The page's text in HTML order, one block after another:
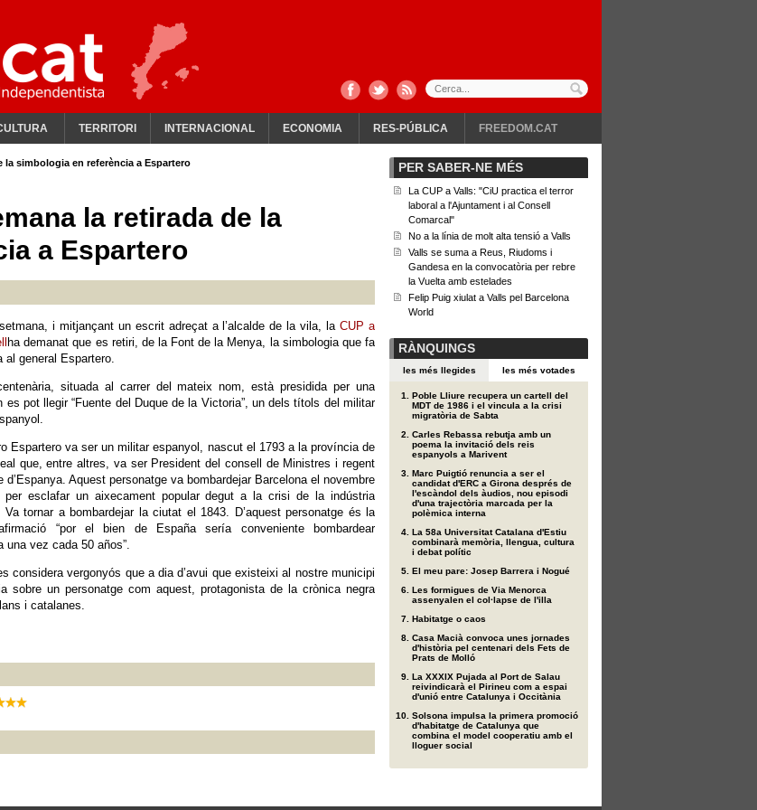
TERRITORI INTERNACIONAL ECONOMIA RES-PÚBLICA FREEDOM.CAT
la simbologia en referència a Espartero
la retirada de la
a Espartero
i mitjançant un escrit adreçat a l’alcalde de la vila, laCUP a
ha demanat que es retiri, de la Font de la Menya, la simbologia que fa
al general Espartero.
situada al carrer del mateix nom, està presidida per una
es pot llegir “Fuente del Duque de la Victoria”, un dels títols del militar
Espartero va ser un militar espanyol, nascut el 1793 a la província de
que, entre altres, va ser President del consell de Ministres i regent
d’Espanya. Aquest personatge va bombardejar Barcelona el novembre
per esclafar un aixecament popular degut a la crisi de la indústria
Va tornar a bombardejar la ciutat el 1843. D’aquest personatge és la
“por el bien de España sería conveniente bombardear
una vez cada 50 años”.
considera vergonyós que a dia d’avui que existeixi al nostre municipi
sobre un personatge com aquest, protagonista de la crònica negra
i catalanes.
PER SABER-NE MÉS
La CUP a Valls: "CiU practica el terror
laboral a l'Ajuntament i al Consell
Comarcal"
No a la línia de molt alta tensió a Valls
Valls se suma a Reus, Riudoms i
Gandesa en la convocatòria per rebre
la Vuelta amb estelades
Felip Puig xiulat a Valls pel Barcelona
World
RÀNQUINGS
les més llegides les més votades
Poble Lliure recupera un cartell del
MDT de 1986 i el vincula a la crisi
migratòria de Sabta
Carles Rebassa rebutja amb un
poema la invitació dels reis
espanyols a Marivent
Marc Puigtió renuncia a ser el
candidat d'ERC a Girona després de
l'escàndol dels àudios, nou episodi
d'una trajectòria marcada per la
polèmica interna
La 58a Universitat Catalana d'Estiu
combinarà memòria, llengua, cultura
i debat polític
El meu pare: Josep Barrera i Nogué
Les formigues de Via Menorca
assenyalen el col·lapse de l'illa
Habitatge o caos
Casa Macià convoca unes jornades
d'història pel centenari dels Fets de
Prats de Molló
La XXXIX Pujada al Port de Salau
reivindicarà el Pirineu com a espai
d'unió entre Catalunya i Occitània
Solsona impulsa la primera promoció
d'habitatge de Catalunya que
combina el model cooperatiu amb el
lloguer social